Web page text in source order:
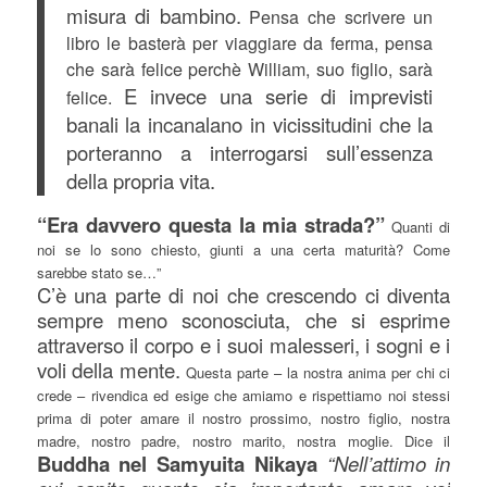
misura di bambino. Pensa che scrivere un
libro le basterà per viaggiare da ferma, pensa
che sarà felice perchè William, suo figlio, sarà
felice. E invece una serie di imprevisti
banali la incanalano in vicissitudini che la
porteranno a interrogarsi sull’essenza
della propria vita.
“Era davvero questa la mia strada?” Quanti di
noi se lo sono chiesto, giunti a una certa maturità? Come
sarebbe stato se…”
C’è una parte di noi che crescendo ci diventa
sempre meno sconosciuta, che si esprime
attraverso il corpo e i suoi malesseri, i sogni e i
voli della mente. Questa parte – la nostra anima per chi ci
crede – rivendica ed esige che amiamo e rispettiamo noi stessi
prima di poter amare il nostro prossimo, nostro figlio, nostra
madre, nostro padre, nostro marito, nostra moglie. Dice il
Buddha nel Samyuita Nikaya “Nell’attimo in